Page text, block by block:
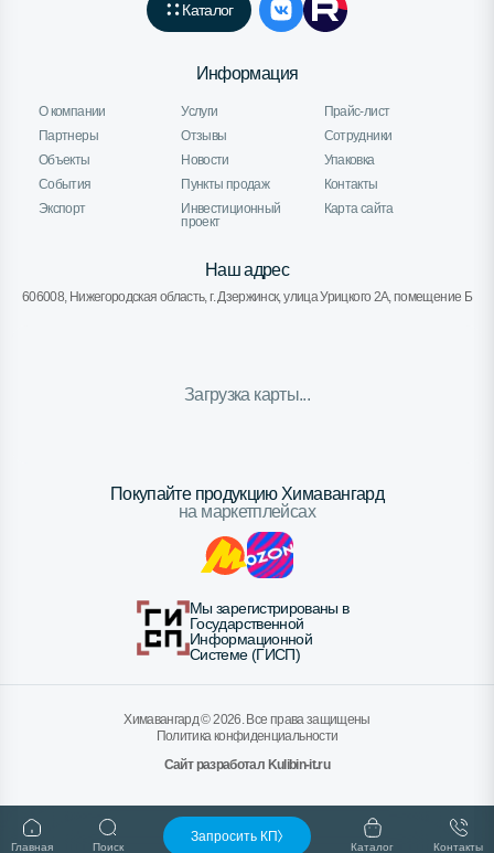
Каталог
Информация
О компании Услуги
Прайс-лист
Партнеры
Отзывы
Сотрудники
Объекты
Новости
Упаковка
События
Пункты продаж
Контакты
Экспорт
Инвестиционный
проект
Карта сайта
Наш адрес
606008, Нижегородская область, г. Дзержинск, улица Урицкого 2А, помещение Б
Загрузка карты...
Покупайте продукцию Химавангард
на маркетплейсах
Мы зарегистрированы в
Государственной
Информационной
Системе (ГИСП)
Химавангард ©2026. Все права защищены
Политика конфиденциальности
Сайт разработал Kulibin-it.ru
Главная Поиск
Запросить КП
Каталог Контакты